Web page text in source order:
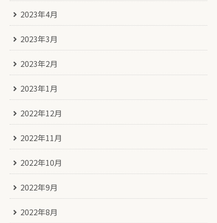
2023年4月
2023年3月
2023年2月
2023年1月
2022年12月
2022年11月
2022年10月
2022年9月
2022年8月